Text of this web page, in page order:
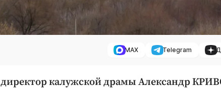
MAX Telegram
директор калужской драмы Александр